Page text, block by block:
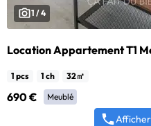
1 / 4
Location Appartement T1
1 pcs 1 ch 32㎡
690 € Meublé